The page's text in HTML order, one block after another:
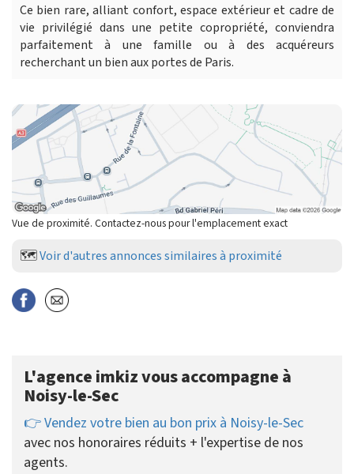
Ce bien rare, alliant confort, espace extérieur et cadre de
vie privilégié dans une petite copropriété, conviendra
parfaitement à une famille ou à des acquéreurs
recherchant un bien aux portes de Paris.
Vue de proximité. Contactez-nous pour l'emplacement exact
🗺️Voir d'autres annonces similaires à proximité
L'agence imkiz vous accompagne à
Noisy-le-Sec
👉 Vendez votre bien au bon prix à Noisy-le-Sec
avec nos honoraires réduits + l'expertise de nos
agents.